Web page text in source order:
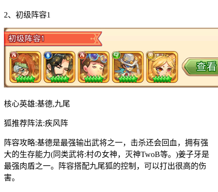
2、初级阵容1
核心英雄:基德,九尾
狐推荐阵法:疾风阵
阵容攻略:基德是最强输出武将之一，击杀还会回血，拥有强
大的生存能力(同类武将:村の女神，灭神TwoB等。)姜子牙是
最强肉盾之一。阵容搭配九尾狐的控制，可以打出很高的伤
害。